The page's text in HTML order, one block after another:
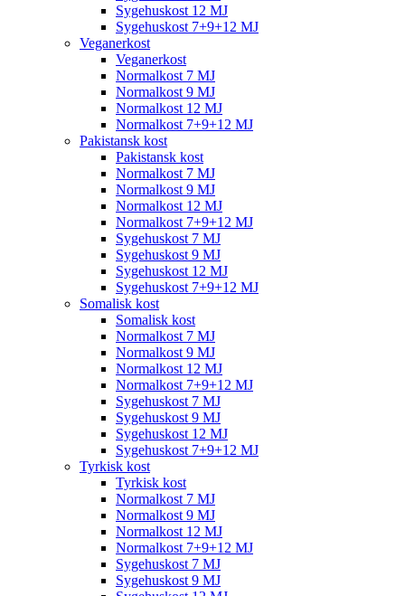
Sygehuskost 12 MJ
Sygehuskost 7+9+12 MJ
Veganerkost
Veganerkost
Normalkost 7 MJ
Normalkost 9 MJ
Normalkost 12 MJ
Normalkost 7+9+12 MJ
Pakistansk kost
Pakistansk kost
Normalkost 7 MJ
Normalkost 9 MJ
Normalkost 12 MJ
Normalkost 7+9+12 MJ
Sygehuskost 7 MJ
Sygehuskost 9 MJ
Sygehuskost 12 MJ
Sygehuskost 7+9+12 MJ
Somalisk kost
Somalisk kost
Normalkost 7 MJ
Normalkost 9 MJ
Normalkost 12 MJ
Normalkost 7+9+12 MJ
Sygehuskost 7 MJ
Sygehuskost 9 MJ
Sygehuskost 12 MJ
Sygehuskost 7+9+12 MJ
Tyrkisk kost
Tyrkisk kost
Normalkost 7 MJ
Normalkost 9 MJ
Normalkost 12 MJ
Normalkost 7+9+12 MJ
Sygehuskost 7 MJ
Sygehuskost 9 MJ